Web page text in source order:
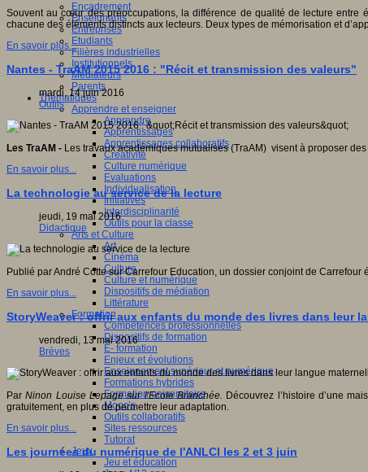
Encadrement
Enseignants
Entreprises
Etudiants
Filières industrielles
Institutionnels
Médiateurs
Parents
Thématiques
Apprendre et enseigner
Apprendre
Apprentissages
Apprentissages collaboratifs
Créativité
Culture numérique
Evaluations
Individualisation
Initiatives
Interdisciplinarité
Outils pour la classe
Arts et Culture
Art
Cinéma
Culture
Culture et numérique
Dispositifs de médiation
Littérature
Formation
Compétences professionnelles
Dispositifs de formation
E- formation
Enjeux et évolutions
Enseignement supérieur et numérique
Formations hybrides
Formation universitaire
Mooc’s
Outils collaboratifs
Sites ressources
Tutorat
Jeux
Jeu et éducation
Souvent au cœur des préoccupations, la différence de qualité de lecture entre
chacune des éléments distincts aux lecteurs. Deux types de mémorisation et
En savoir plus...
Nantes - TraAM 2015 2016 : "Récit et transmission des valeurs"
mardi, 14 juin 2016
Outils
Les TraAM - Les travaux académiques mutualisés (TraAM) visent à proposer
En savoir plus...
La technologie au service de la lecture
jeudi, 19 mai 2016
Didactique
Publié par André Cotte sur Carrefour Education, un dossier conjoint de
En savoir plus...
StoryWeaver : offrir aux enfants du monde des livres dans leur
vendredi, 13 mai 2016
Brèves
ParNinon Louise Lepage sur l'Ecole Branchée. Découvrez l’histoire d’une
gratuitement, en plus de permettre leur adaptation.
En savoir plus...
Les journées du numérique de l'ANLCI les 2 et 3 juin